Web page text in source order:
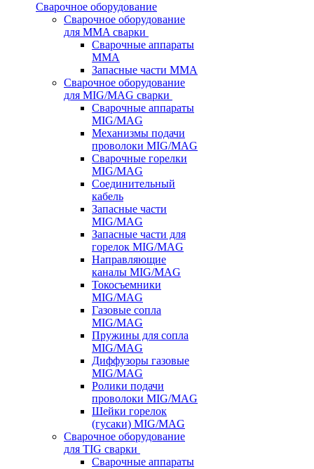
Сварочное оборудование
Сварочное оборудование
для MMA сварки
Сварочные аппараты
MMA
Запасные части MMA
Сварочное оборудование
для MIG/MAG сварки
Сварочные аппараты
MIG/MAG
Механизмы подачи
проволоки MIG/MAG
Сварочные горелки
MIG/MAG
Соединительный
кабель
Запасные части
MIG/MAG
Запасные части для
горелок MIG/MAG
Направляющие
каналы MIG/MAG
Токосъемники
MIG/MAG
Газовые сопла
MIG/MAG
Пружины для сопла
MIG/MAG
Диффузоры газовые
MIG/MAG
Ролики подачи
проволоки MIG/MAG
Шейки горелок
(гусаки) MIG/MAG
Сварочное оборудование
для TIG сварки
Сварочные аппараты